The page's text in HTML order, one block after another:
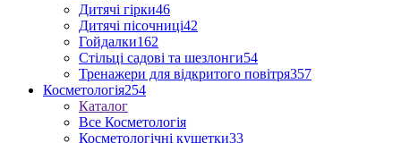
Дитячі гірки46
Дитячі пісочниці42
Гойдалки162
Стільці садові та шезлонги54
Тренажери для відкритого повітря357
Косметологія254
Каталог
Все Косметологія
Косметологічні кушетки33